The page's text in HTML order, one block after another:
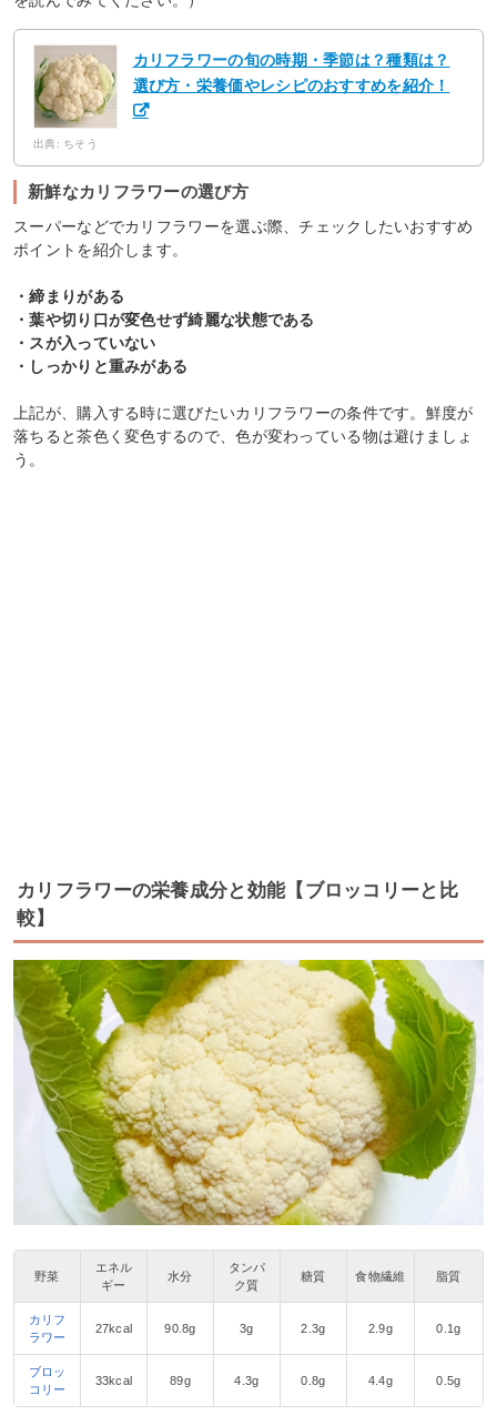
カリフラワーの旬の時期・季節は？種類は？
選び方・栄養価やレシピのおすすめを紹介！
出典: ちそう
新鮮なカリフラワーの選び方
スーパーなどでカリフラワーを選ぶ際、チェックしたいおすすめ
ポイントを紹介します。
・締まりがある
・葉や切り口が変色せず綺麗な状態である
・スが入っていない
・しっかりと重みがある
上記が、購入する時に選びたいカリフラワーの条件です。鮮度が
落ちると茶色く変色するので、色が変わっている物は避けましょ
う。
カリフラワーの栄養成分と効能【ブロッコリーと比
較】
野菜
エネル
ギー
水分
タンパ
ク質
糖質 食物繊維 脂質
カリフ
ラワー
27kcal 90.8g 3g 2.3g 2.9g 0.1g
ブロッ
コリー
33kcal 89g 4.3g 0.8g 4.4g 0.5g